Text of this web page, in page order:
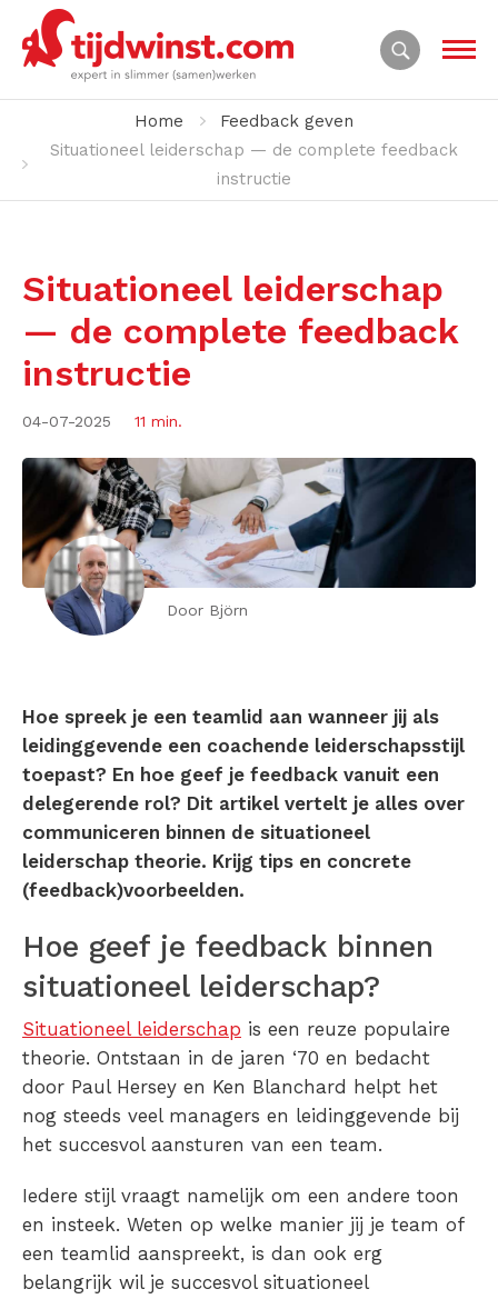
Home
Feedback geven
Situationeel leiderschap — de complete feedback
instructie
Situationeel leiderschap
— de complete feedback
instructie
04-07-2025 11 min.
Door Björn
Hoe spreek je een teamlid aan wanneer jij als
leidinggevende een coachende leiderschapsstijl
toepast? En hoe geef je feedback vanuit een
delegerende rol? Dit artikel vertelt je alles over
communiceren binnen de situationeel
leiderschap theorie. Krijg tips en concrete
(feedback)voorbeelden.
Hoe geef je feedback binnen
situationeel leiderschap?
Situationeel leiderschap is een reuze populaire
theorie. Ontstaan in de jaren ‘70 en bedacht
door Paul Hersey en Ken Blanchard helpt het
nog steeds veel managers en leidinggevende bij
het succesvol aansturen van een team.
Iedere stijl vraagt namelijk om een andere toon
en insteek. Weten op welke manier jij je team of
een teamlid aanspreekt, is dan ook erg
belangrijk wil je succesvol situationeel